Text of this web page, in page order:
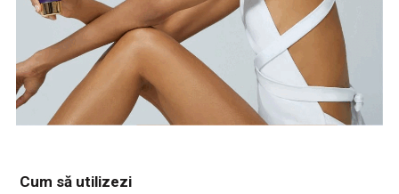
Cum să utilizezi